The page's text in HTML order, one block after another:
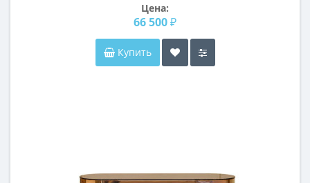
Цена:
66 500 ₽
Купить